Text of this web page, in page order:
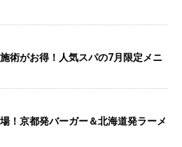
術がお得！人気スパの7月限定メニ
！京都発バーガー＆北海道発ラーメ